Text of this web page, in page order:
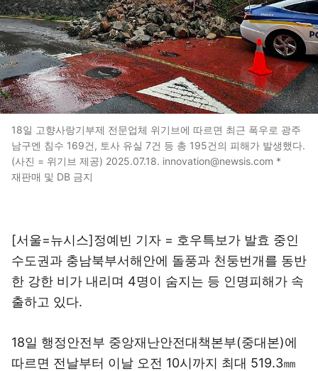
18일 고향사랑기부제 전문업체 위기브에 따르면 최근 폭우로 광주
남구엔 침수 169건, 토사 유실 7건 등 총 195건의 피해가 발생했다.
(사진 = 위기브 제공) 2025.07.18. innovation@newsis.com *
재판매 및 DB 금지
[서울=뉴시스]정예빈 기자 = 호우특보가 발효 중인
수도권과 충남북부서해안에 돌풍과 천둥번개를 동반
한 강한 비가 내리며 4명이 숨지는 등 인명피해가 속
출하고 있다.
18일 행정안전부 중앙재난안전대책본부(중대본)에
따르면 전날부터 이날 오전 10시까지 최대 519.3㎜